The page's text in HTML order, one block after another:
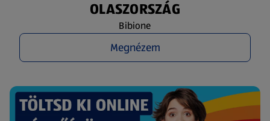
OLASZORSZÁG
Bibione
Megnézem